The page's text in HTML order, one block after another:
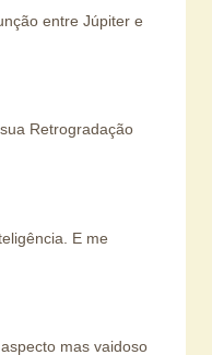
entre Júpiter e
Retrogradação
E me
mas vaidoso